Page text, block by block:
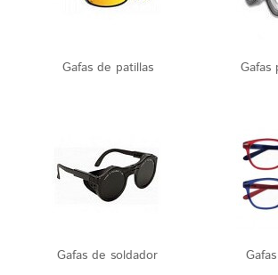
Gafas de patillas Gafas
Gafas de soldador